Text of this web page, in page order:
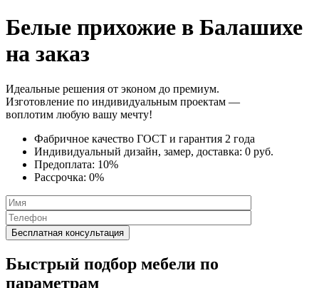
Белые прихожие в Балашихе
на заказ
Идеальные решения от эконом до премиум.
Изготовление по индивидуальным проектам —
воплотим любую вашу мечту!
Фабричное качество ГОСТ и гарантия 2 года
Индивидуальный дизайн, замер, доставка: 0 руб.
Предоплата: 10%
Рассрочка: 0%
Быстрый подбор мебели по
параметрам